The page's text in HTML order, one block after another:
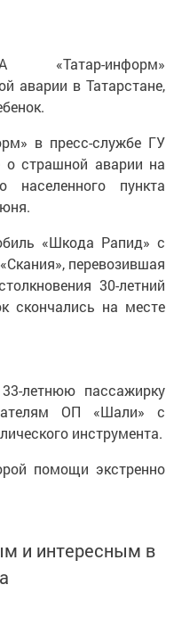
информ»
аварии в Татарстане,
в пресс-службе ГУ
страшной аварии на
пункта
«Шкода Рапид» с
перевозившая
30-летний
скончались на месте
летнюю пассажирку
ОП «Шали» с
инструмента.
помощи экстренно
и интересным в